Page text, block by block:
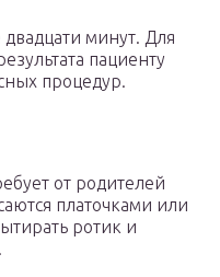
минут. Для
пациенту
процедур.
от родителей
платочками или
ротик и